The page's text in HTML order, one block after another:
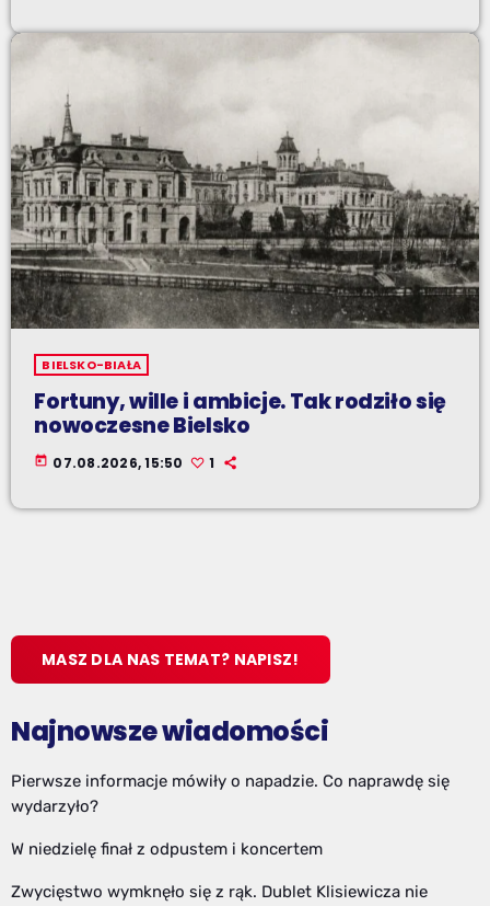
BIELSKO-BIAŁA
Fortuny, wille i ambicje. Tak rodziło się
nowoczesne Bielsko
today 07.08.2026, 15:50 1
MASZ DLA NAS TEMAT? NAPISZ!
Najnowsze wiadomości
Pierwsze informacje mówiły o napadzie. Co naprawdę się
wydarzyło?
W niedzielę finał z odpustem i koncertem
Zwycięstwo wymknęło się z rąk. Dublet Klisiewicza nie